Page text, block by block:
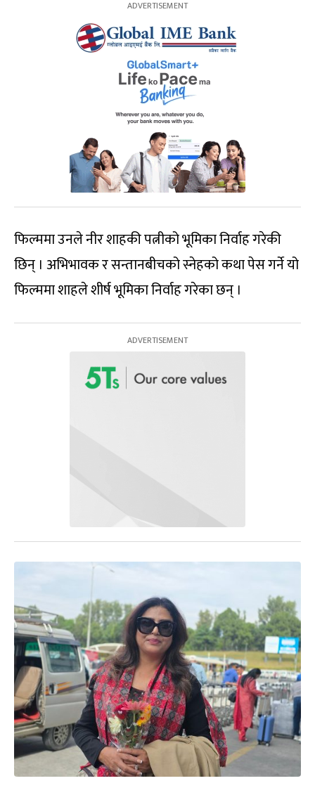
फिल्ममा उनले नीर शाहकी पत्नीको भूमिका निर्वाह गरेकी
छिन् । अभिभावक र सन्तानबीचको स्नेहको कथा पेस गर्ने यो
फिल्ममा शाहले शीर्ष भूमिका निर्वाह गरेका छन् ।